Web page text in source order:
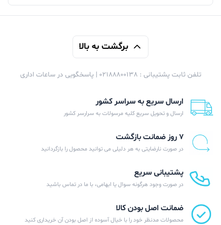
برگشت به بالا
تلفن ثابت پشتیبانی : 02188800138 | پاسخگویی در ساعات اداری
ارسال سریع به سراسر کشور
ارسال و تحویل سریع کلیه مرسولات به سرارسر کشور
۷ روز ضمانت بازگشت
در صورت نارضایتی به هر دلیلی می توانید محصول را بازگردانید
پشتیبانی سریع
در صورت وجود هرگونه سوال یا ابهامی، با ما در تماس باشید
ضمانت اصل بودن کالا
محصولات مدنظر خود را با خیال آسوده از اصل بودن آن خریداری کنید